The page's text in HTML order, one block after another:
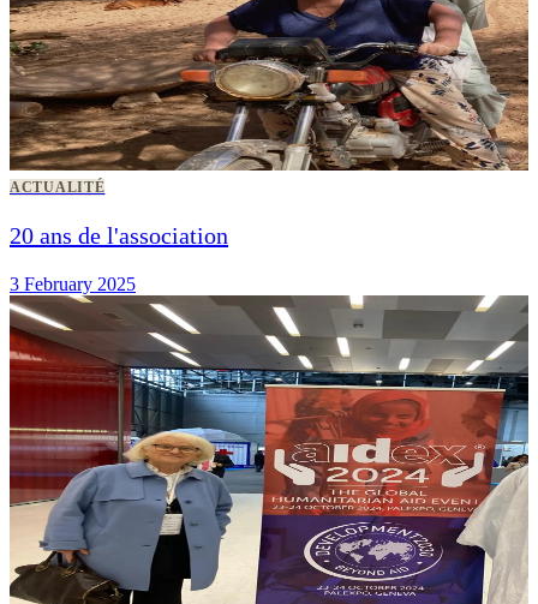
ACTUALITÉ
20 ans de l'association
3 February 2025